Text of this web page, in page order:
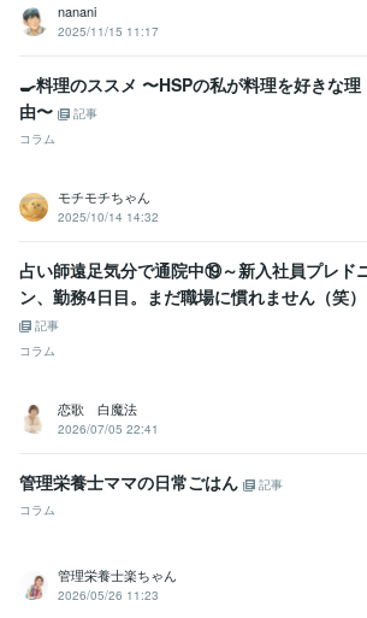
nanani
2025/11/15 11:17
🍳料理のススメ 〜HSPの私が料理を好きな理
由〜
記事
コラム
モチモチちゃん
2025/10/14 14:32
占い師遠足気分で通院中⑲～新入社員プレド
ン、勤務4日目。まだ職場に慣れません（笑
記事
コラム
恋歌 白魔法
2026/07/05 22:41
管理栄養士ママの日常ごはん
記事
コラム
管理栄養士楽ちゃん
2026/05/26 11:23